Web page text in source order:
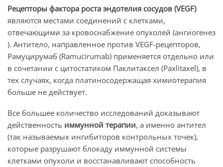
Рецепторы фактора роста эндотелия сосудов (VEGF)
являются местами соединений с клетками,
отвечающими за кровоснабжение опухолей (ангиогенез
). Антитело, направленное против VEGF-рецепторов,
Рамуцирумаб (Ramucirumab) применяется отдельно или
в сочетании с цитостатиком Паклитаксел (Paxlitaxel), в
тех случаях, когда платиносодержащая химиотерапия
больше не действует.
Все большее количество исследований доказывают
действенность иммунной терапии, а именно антител
(так называемых ингибиторов контрольных точек),
которые разрушают блокаду иммунной системы
клетками опухоли и восстанавливают способность